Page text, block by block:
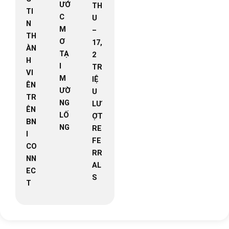
TI
N
TH
ÀN
H
VI
ÊN
TR
ÊN
BN
I
CO
NN
EC
T
ƯỚ
C
M
Ơ
TẠ
I
M
ƯỜ
NG
LỐ
NG
TH
U
–
17,
2
TR
IỆ
U
LƯ
ỢT
RE
FE
RR
AL
S